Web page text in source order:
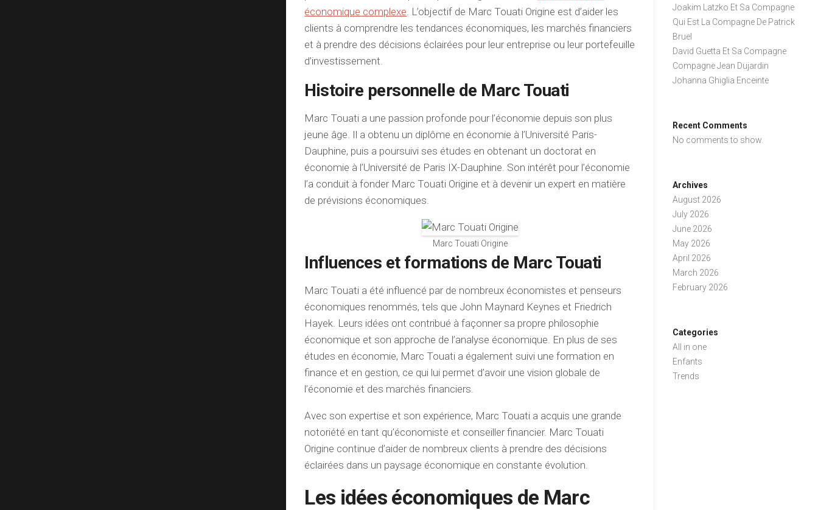
économique complexe. L’objectif de Marc Touati Origine est d’aider les
clients à comprendre les tendances économiques, les marchés financiers
et à prendre des décisions éclairées pour leur entreprise ou leur portefeuille
d’investissement.
Histoire personnelle de Marc Touati
Marc Touati a une passion profonde pour l’économie depuis son plus
jeune âge. Il a obtenu un diplôme en économie à l’Université Paris-
Dauphine, puis a poursuivi ses études en obtenant un doctorat en
économie à l’Université de Paris IX-Dauphine. Son intérêt pour l’économie
l’a conduit à fonder Marc Touati Origine et à devenir un expert en matière
de prévisions économiques.
Marc Touati Origine
Influences et formations de Marc Touati
Marc Touati a été influencé par de nombreux économistes et penseurs
économiques renommés, tels que John Maynard Keynes et Friedrich
Hayek. Leurs idées ont contribué à façonner sa propre philosophie
économique et son approche de l’analyse économique. En plus de ses
études en économie, Marc Touati a également suivi une formation en
finance et en gestion, ce qui lui permet d’avoir une vision globale de
l’économie et des marchés financiers.
Avec son expertise et son expérience, Marc Touati a acquis une grande
notoriété en tant qu’économiste et conseiller financier. Marc Touati
Origine continue d’aider de nombreux clients à prendre des décisions
éclairées dans un paysage économique en constante évolution.
Les idées économiques de Marc
Joakim Latzko Et Sa Compagne
Qui Est La Compagne De Patrick
Bruel
David Guetta Et Sa Compagne
Compagne Jean Dujardin
Johanna Ghiglia Enceinte
Recent Comments
No comments to show.
Archives
August 2026
July 2026
June 2026
May 2026
April 2026
March 2026
February 2026
Categories
All in one
Enfants
Trends